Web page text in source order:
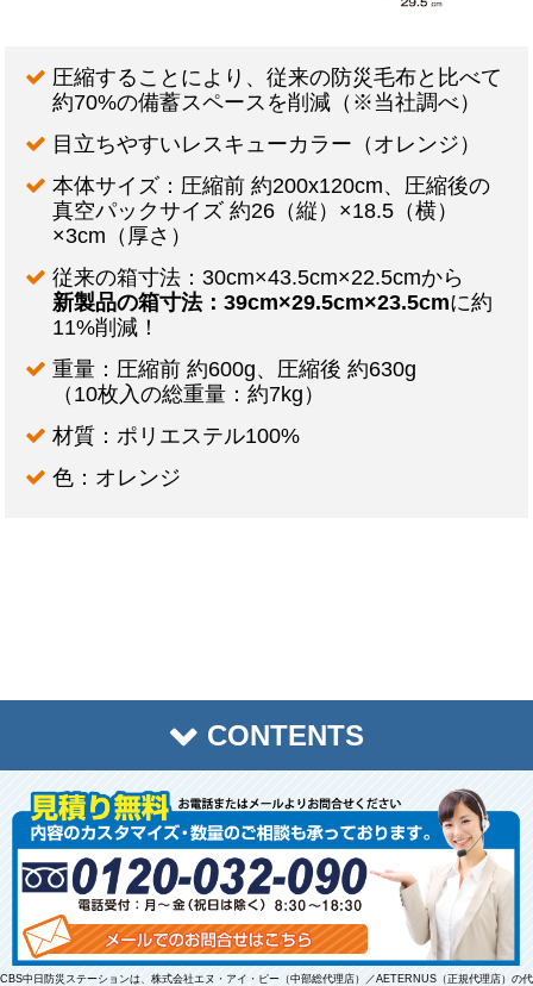
圧縮することにより、従来の防災毛布と比べて
約70%の備蓄スペースを削減（※当社調べ）
目立ちやすいレスキューカラー（オレンジ）
本体サイズ：圧縮前 約200x120cm、圧縮後の
真空パックサイズ 約26（縦）×18.5（横）
×3cm（厚さ）
従来の箱寸法：30cm×43.5cm×22.5cmから
新製品の箱寸法：39cm×29.5cm×23.5cmに約
11%削減！
重量：圧縮前 約600g、圧縮後 約630g
（10枚入の総重量：約7kg）
材質：ポリエステル100%
色：オレンジ
CONTENTS
トップページ
商品一覧
お客様の声
送料・お支払い方法
CBS中日防災ステーションは、株式会社エヌ・アイ・ピー（中部総代理店）／AETERNUS（正規代理店）の代